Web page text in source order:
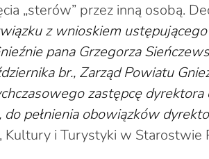
„sterów” przez inną osobą.
z wnioskiem
pana Grzegorza
br., Zarząd Powiatu
zastępcę dyrektora
pełnienia obowiązków
Kultury i Turystyki w